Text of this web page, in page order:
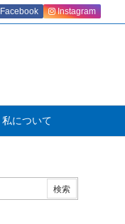
私について
Facebook Instagram